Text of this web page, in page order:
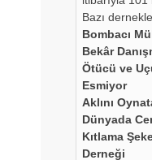
Bazı
Bombacı
Bekâr
Ötücü ve
Esmiyor
Aklını
Dünyada
Kıtlama
Derneği